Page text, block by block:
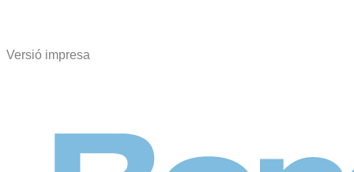
Versió impresa